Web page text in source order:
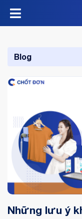
Blog
Những lưu ý